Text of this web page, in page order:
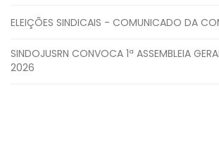
ELEIÇÕES SINDICAIS - COMUNICADO DA
SINDOJUSRN CONVOCA 1ª ASSEMBLEIA
2026